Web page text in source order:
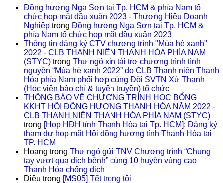
Đồng hương Nga Sơn tại Tp. HCM & phía Nam tổ
chức họp mặt đầu xuân 2023 - Thương Hiệu Doanh
Nghiệp trong Đồng hương Nga Sơn tại Tp. HCM &
phía Nam tổ chức họp mặt đầu xuân 2023
Thông tin đăng ký CTV chương trình "Mùa hè xanh"
2022 - CLB THANH NIÊN THANH HÓA PHÍA NAM
(STYC) trong Thư ngỏ xin tài trợ chương trình tình
nguyện “Mùa hè xanh 2022” do CLB Thanh niên Thanh
Hóa phía Nam phối hợp cùng Đội SVTN Xứ Thanh
(Học viện báo chí & tuyên truyền) tổ chức
THÔNG BÁO VỀ CHƯƠNG TRÌNH HỌC BỔNG
KKHT HỘI ĐỒNG HƯƠNG THANH HÓA NĂM 2022 -
CLB THANH NIÊN THANH HÓA PHÍA NAM (STYC)
trong [Họp HĐH tỉnh Thanh Hóa tại Tp. HCM]: Đăng ký
tham dự họp mặt Hội đồng hương tỉnh Thanh Hóa tại
TP. HCM
Hoang trong Thư ngỏ gửi TNV Chương trình “Chung
tay vượt qua dịch bệnh” cùng 10 huyện vùng cao
Thanh Hóa chống dịch
Diệu trong [MS05] Tết trong tôi